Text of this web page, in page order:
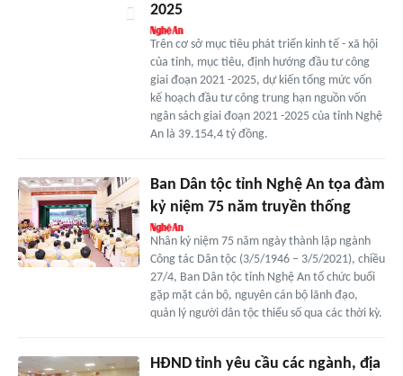
2025
Trên cơ sở mục tiêu phát triển kinh tế - xã hội
của tỉnh, mục tiêu, định hướng đầu tư công
giai đoạn 2021 -2025, dự kiến tổng mức vốn
kế hoạch đầu tư công trung hạn nguồn vốn
ngân sách giai đoạn 2021 -2025 của tỉnh Nghệ
An là 39.154,4 tỷ đồng.
Ban Dân tộc tỉnh Nghệ An tọa đàm
kỷ niệm 75 năm truyền thống
Nhân kỷ niệm 75 năm ngày thành lập ngành
Công tác Dân tộc (3/5/1946 – 3/5/2021), chiều
27/4, Ban Dân tộc tỉnh Nghệ An tổ chức buổi
gặp mặt cán bộ, nguyên cán bộ lãnh đạo,
quản lý người dân tộc thiểu số qua các thời kỳ.
HĐND tỉnh yêu cầu các ngành, địa